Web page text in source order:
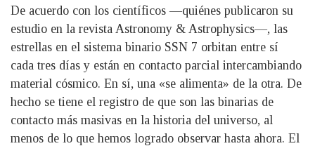
De acuerdo con los científicos —quiénes publicaron su
estudio en la revista Astronomy & Astrophysics—, las
estrellas en el sistema binario SSN 7 orbitan entre sí
cada tres días y están en contacto parcial intercambiando
material cósmico. En sí, una «se alimenta» de la otra. De
hecho se tiene el registro de que son las binarias de
contacto más masivas en la historia del universo, al
menos de lo que hemos logrado observar hasta ahora. El